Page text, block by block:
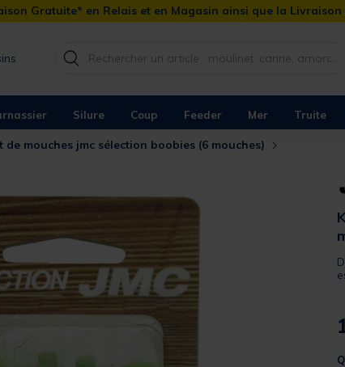
Gratuite* en Relais et en Magasin ainsi que la
Silure Coup Feeder Mer Truite
de mouches jmc sélection boobies (6 mouches)